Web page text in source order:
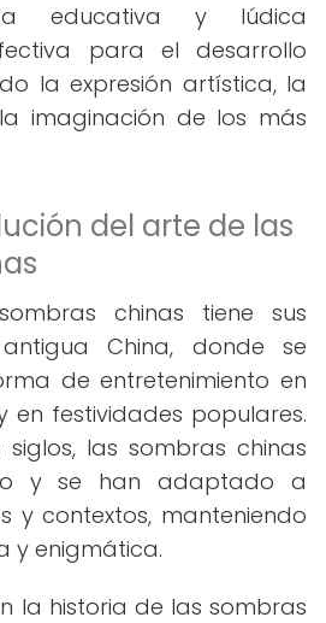
educativa y lúdica
para el desarrollo
la expresión artística, la
imaginación de los más
del arte de las
chinas tiene sus
China, donde se
de entretenimiento en
en festividades populares.
las sombras chinas
y se han adaptado a
y contextos, manteniendo
y enigmática.
la historia de las sombras